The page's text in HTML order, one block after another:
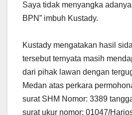
Saya tidak menyangka
BPN” imbuh Kustady.
Kustady mengatakan hasil
tersebut ternyata masih
dari pihak lawan dengan
Medan atas perkara
surat SHM Nomor: 3389
surat ukur nomor: 01047/